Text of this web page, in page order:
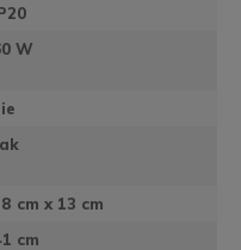
W
cm x 13 cm
cm